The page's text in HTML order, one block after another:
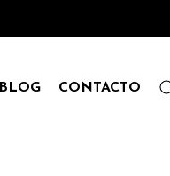
BLOG CONTACTO